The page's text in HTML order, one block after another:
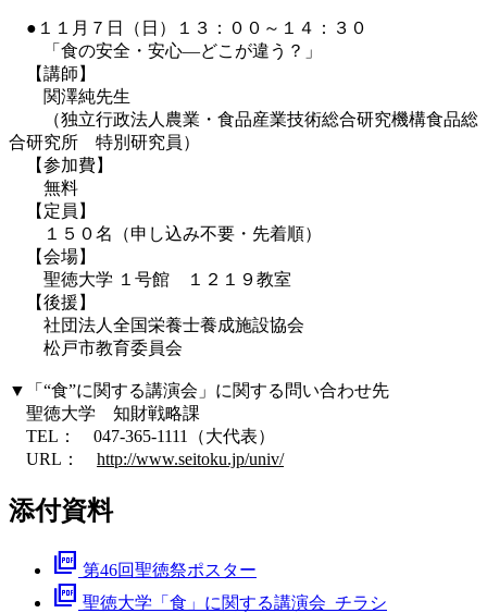
●１１月７日（日）１３：００～１４：３０
「食の安全・安心―どこが違う？」
【講師】
関澤純先生
（独立行政法人農業・食品産業技術総合研究機構食品総
合研究所 特別研究員）
【参加費】
無料
【定員】
１５０名（申し込み不要・先着順）
【会場】
聖徳大学 １号館 １２１９教室
【後援】
社団法人全国栄養士養成施設協会
松戸市教育委員会
▼「“食”に関する講演会」に関する問い合わせ先
聖徳大学 知財戦略課
TEL： 047-365-1111（大代表）
URL： http://www.seitoku.jp/univ/
添付資料
picture_as_pdf 第46回聖徳祭ポスター
picture_as_pdf 聖徳大学「食」に関する講演会_チラシ